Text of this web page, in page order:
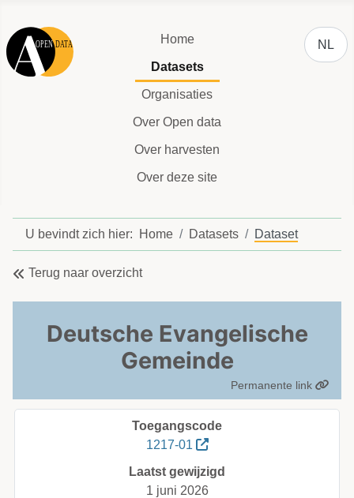
Home
Datasets
Organisaties
Over Open data
Over harvesten
Over deze site
NL
U bevindt zich hier: Home Datasets Dataset
Terug naar overzicht
Deutsche Evangelische
Gemeinde
Permanente link
Toegangscode
1217-01
Laatst gewijzigd
1 juni 2026